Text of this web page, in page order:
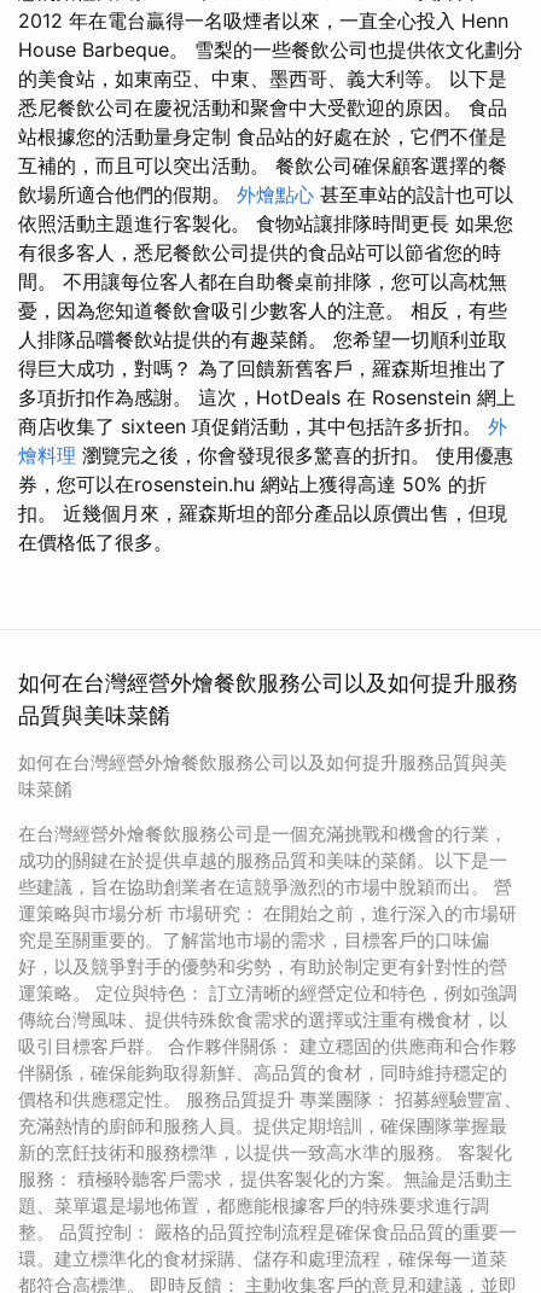
2012 年在電台贏得一名吸煙者以來，一直全心投入 Henn
House Barbeque。 雪梨的一些餐飲公司也提供依文化劃分
的美食站，如東南亞、中東、墨西哥、義大利等。 以下是
悉尼餐飲公司在慶祝活動和聚會中大受歡迎的原因。 食品
站根據您的活動量身定制 食品站的好處在於，它們不僅是
互補的，而且可以突出活動。 餐飲公司確保顧客選擇的餐
飲場所適合他們的假期。 外燴點心 甚至車站的設計也可以
依照活動主題進行客製化。 食物站讓排隊時間更長 如果您
有很多客人，悉尼餐飲公司提供的食品站可以節省您的時
間。 不用讓每位客人都在自助餐桌前排隊，您可以高枕無
憂，因為您知道餐飲會吸引少數客人的注意。 相反，有些
人排隊品嚐餐飲站提供的有趣菜餚。 您希望一切順利並取
得巨大成功，對嗎？ 為了回饋新舊客戶，羅森斯坦推出了
多項折扣作為感謝。 這次，HotDeals 在 Rosenstein 網上
商店收集了 sixteen 項促銷活動，其中包括許多折扣。 外
燴料理 瀏覽完之後，你會發現很多驚喜的折扣。 使用優惠
券，您可以在rosenstein.hu 網站上獲得高達 50% 的折
扣。 近幾個月來，羅森斯坦的部分產品以原價出售，但現
在價格低了很多。
如何在台灣經營外燴餐飲服務公司以及如何提升服務
品質與美味菜餚
如何在台灣經營外燴餐飲服務公司以及如何提升服務品質與美
味菜餚
在台灣經營外燴餐飲服務公司是一個充滿挑戰和機會的行業，
成功的關鍵在於提供卓越的服務品質和美味的菜餚。以下是一
些建議，旨在協助創業者在這競爭激烈的市場中脫穎而出。 營
運策略與市場分析 市場研究： 在開始之前，進行深入的市場研
究是至關重要的。了解當地市場的需求，目標客戶的口味偏
好，以及競爭對手的優勢和劣勢，有助於制定更有針對性的營
運策略。 定位與特色： 訂立清晰的經營定位和特色，例如強調
傳統台灣風味、提供特殊飲食需求的選擇或注重有機食材，以
吸引目標客戶群。 合作夥伴關係： 建立穩固的供應商和合作夥
伴關係，確保能夠取得新鮮、高品質的食材，同時維持穩定的
價格和供應穩定性。 服務品質提升 專業團隊： 招募經驗豐富、
充滿熱情的廚師和服務人員。提供定期培訓，確保團隊掌握最
新的烹飪技術和服務標準，以提供一致高水準的服務。 客製化
服務： 積極聆聽客戶需求，提供客製化的方案。無論是活動主
題、菜單還是場地佈置，都應能根據客戶的特殊要求進行調
整。 品質控制： 嚴格的品質控制流程是確保食品品質的重要一
環。建立標準化的食材採購、儲存和處理流程，確保每一道菜
都符合高標準。 即時反饋： 主動收集客戶的意見和建議，並即